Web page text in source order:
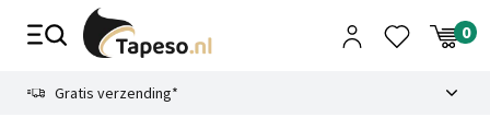
Gratis verzending*